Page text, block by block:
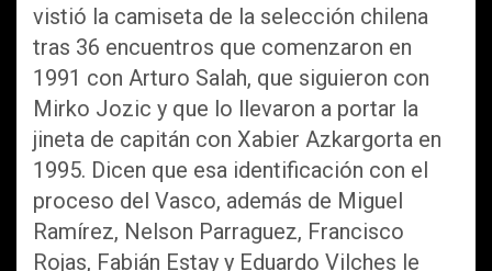
vistió la camiseta de la selección chilena
tras 36 encuentros que comenzaron en
1991 con Arturo Salah, que siguieron con
Mirko Jozic y que lo llevaron a portar la
jineta de capitán con Xabier Azkargorta en
1995. Dicen que esa identificación con el
proceso del Vasco, además de Miguel
Ramírez, Nelson Parraguez, Francisco
Rojas, Fabián Estay y Eduardo Vilches le